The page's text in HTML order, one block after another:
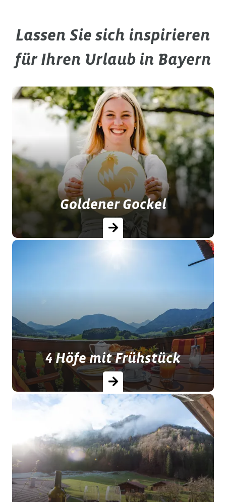
Lassen Sie sich inspirieren
für Ihren Urlaub in Bayern
Goldener Gockel
Sie Ihren nächsten Urlaub bei einem
Ferienhof mit dem Goldenen Gockel!
…
4 Höfe mit Frühstück
Frühstück am Bauernhof - Genussvoll
in den Tag starten!